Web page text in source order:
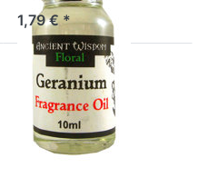
1,79 € *
Drücken
Sie
ENTER
für mehr
Optionen
zu Duftöl
Lilac